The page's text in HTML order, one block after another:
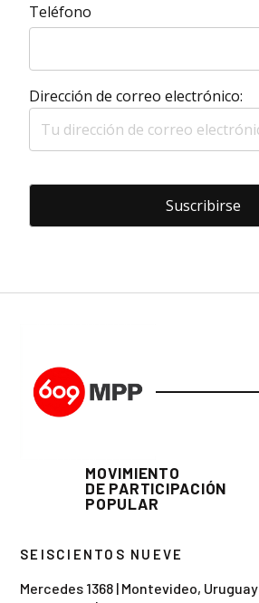
Teléfono
Dirección de correo electrónico:
MOVIMIENTO
DE PARTICIPACIÓN
POPULAR
SEISCIENTOS NUEVE
Mercedes 1368 | Montevideo, Uruguay